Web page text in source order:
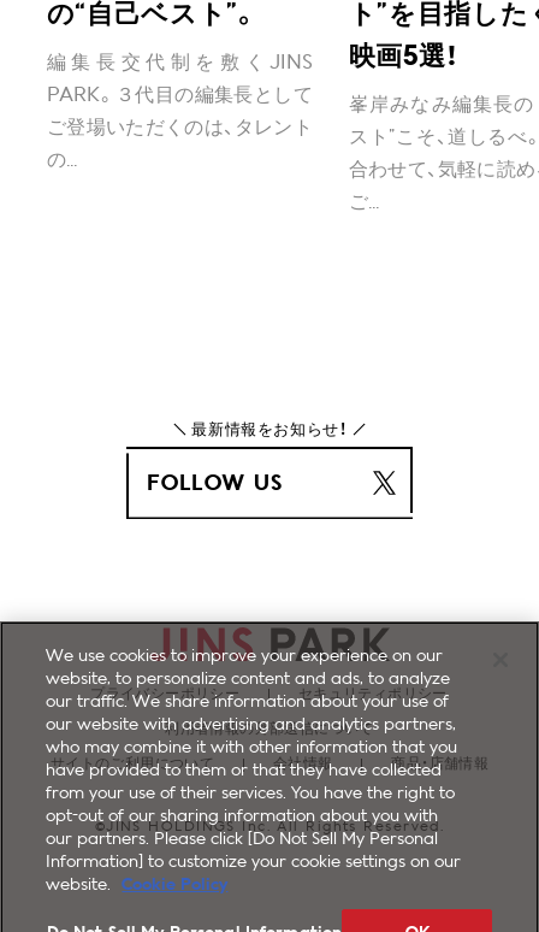
の“自己ベスト”。
編集長交代制を敷くJINS
PARK。３代目の編集長として
ご登場いただくのは、タレント
の...
ト”を目指し
映画5選！
峯岸みなみ編集長の
スト”こそ、道しるべ
合わせて、気軽に読
ご...
最新情報をお知らせ！
FOLLOW US
プライバシーポリシー セキュリティポリシー
利用者情報の外部送信について
サイトのご利用について 会社情報 商品・店舗情報
©JINS HOLDINGS Inc. All Rights Reserved.
We use cookies to improve your experience on our
website, to personalize content and ads, to analyze
our traffic. We share information about your use of
our website with advertising and analytics partners,
who may combine it with other information that you
have provided to them or that they have collected
from your use of their services. You have the right to
opt-out of our sharing information about you with
our partners. Please click [Do Not Sell My Personal
Information] to customize your cookie settings on our
website.
Cookie Policy